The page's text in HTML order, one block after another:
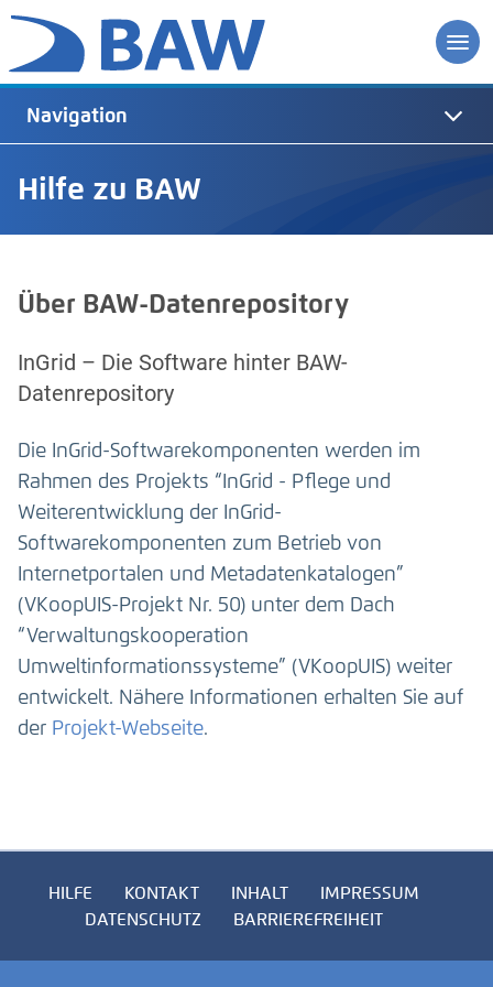
Hilfe zu BAW
Navigation
Über BAW-Datenrepository
InGrid – Die Software hinter BAW-
Datenrepository
Die InGrid-Softwarekomponenten werden im
Rahmen des Projekts “InGrid - Pflege und
Weiterentwicklung der InGrid-
Softwarekomponenten zum Betrieb von
Internetportalen und Metadatenkatalogen”
(VKoopUIS-Projekt Nr. 50) unter dem Dach
“Verwaltungskooperation
Umweltinformationssysteme” (VKoopUIS) weiter
entwickelt. Nähere Informationen erhalten Sie auf
der Projekt-Webseite.
HILFE KONTAKT INHALT
IMPRESSUM
DATENSCHUTZ
BARRIEREFREIHEIT